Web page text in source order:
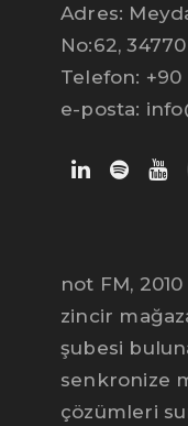
Adres:
No:62,
Telefon: +90
e-posta:
not FM,
zincir
şubesi
senkronize
çözümleri